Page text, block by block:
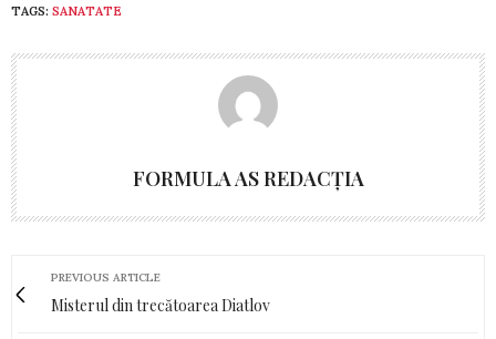
TAGS: SANATATE
FORMULA AS REDACȚIA
PREVIOUS ARTICLE
Misterul din trecătoarea Diatlov